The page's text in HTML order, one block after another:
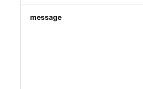
message